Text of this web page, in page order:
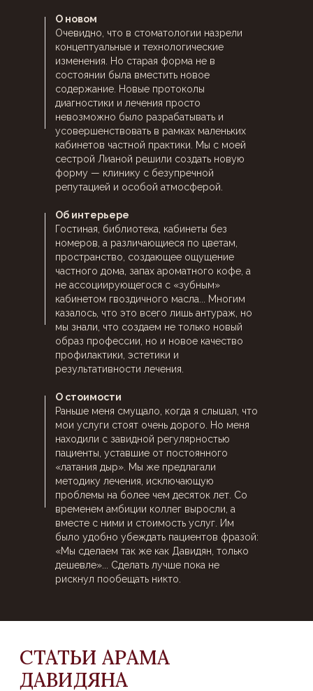
Об интерьере
Гостиная, библиотека, кабинеты без
номеров, а различающиеся по цветам,
пространство, создающее ощущение
частного дома, запах ароматного кофе, а
не ассоциирующегося с «зубным»
кабинетом гвоздичного масла... Многим
казалось, что это всего лишь антураж, но
мы знали, что создаем не только новый
образ профессии, но и новое качество
профилактики, эстетики и
результативности лечения.
О стоимости
Раньше меня смущало, когда я слышал, что
мои услуги стоят очень дорого. Но меня
находили с завидной регулярностью
пациенты, уставшие от постоянного
«латания дыр». Мы же предлагали
методику лечения, исключающую
проблемы на более чем десяток лет. Со
временем амбиции коллег выросли, а
вместе с ними и стоимость услуг. Им
было удобно убеждать пациентов фразой:
«Мы сделаем так же как Давидян, только
дешевле»... Сделать лучше пока не
рискнул пообещать никто.
О новом
Очевидно, что в стоматологии назрели
концептуальные и технологические
изменения. Но старая форма не в
состоянии была вместить новое
содержание. Новые протоколы
диагностики и лечения просто
невозможно было разрабатывать и
усовершенствовать в рамках маленьких
кабинетов частной практики. Мы с моей
сестрой Лианой решили создать новую
форму — клинику с безупречной
репутацией и особой атмосферой.
СТАТЬИ АРАМА
ДАВИДЯНА
ОЗНАКОМИТЬСЯ
СО СТОИМОСТЬЮ УСЛУГ
И МЫ СВЯЖЕМСЯ С ВАМИ
Или свяжитесь с нами по телефону или email